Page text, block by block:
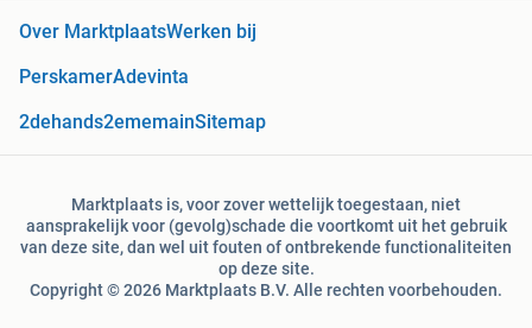
Over MarktplaatsWerken bij
PerskamerAdevinta
2dehands2ememainSitemap
Marktplaats is, voor zover wettelijk toegestaan, niet
aansprakelijk voor (gevolg)schade die voortkomt uit het gebruik
van deze site, dan wel uit fouten of ontbrekende functionaliteiten
op deze site.
Copyright © 2026 Marktplaats B.V. Alle rechten voorbehouden.